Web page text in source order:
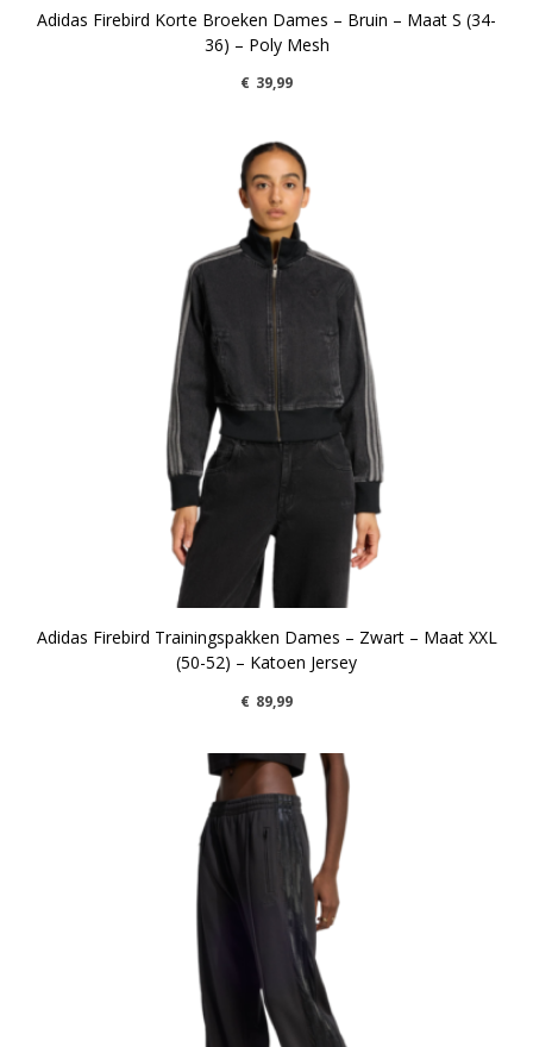
Adidas Firebird Korte Broeken Dames – Bruin – Maat S (34-
36) – Poly Mesh
€ 39,99
Adidas Firebird Trainingspakken Dames – Zwart – Maat XXL
(50-52) – Katoen Jersey
€ 89,99